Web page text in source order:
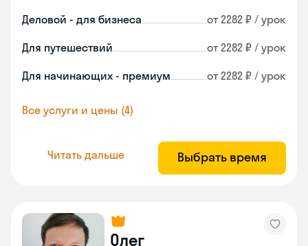
Деловой - для бизнеса от 2282 ₽ / урок
Для путешествий от 2282 ₽ / урок
Для начинающих - премиум от 2282 ₽ / урок
Все услуги и цены (4)
Читать дальше Выбрать время
Олег